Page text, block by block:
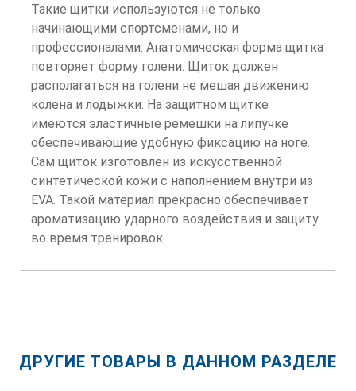
Такие щитки используются не только
начинающими спортсменами, но и
профессионалами. Анатомическая форма щитка
повторяет форму голени. Щиток должен
располагаться на голени не мешая движению
колена и лодыжки. На защитном щитке
имеются эластичные ремешки на липучке
обеспечивающие удобную фиксацию на ноге.
Сам щиток изготовлен из искусственной
синтетической кожи с наполнением внутри из
EVA. Такой материал прекрасно обеспечивает
ароматизацию ударного воздействия и защиту
во время тренировок.
ДРУГИЕ ТОВАРЫ В ДАННОМ РАЗДЕЛЕ